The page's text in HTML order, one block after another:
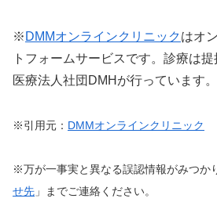
※ DMMオンラインクリニックはオ
トフォームサービスです。診療は提
医療法人社団DMHが行っています。
※引用元： DMMオンラインクリニック
※万が一事実と異なる誤認情報がみつか
せ先 」までご連絡ください。